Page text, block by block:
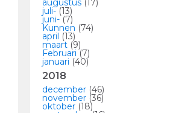
augustus (17)
juli-(13)
juni-(7)
Kunnen (74)
april (13)
maart (9)
Februari (7)
januari (40)
2018
december (46)
november (36)
oktober (18)